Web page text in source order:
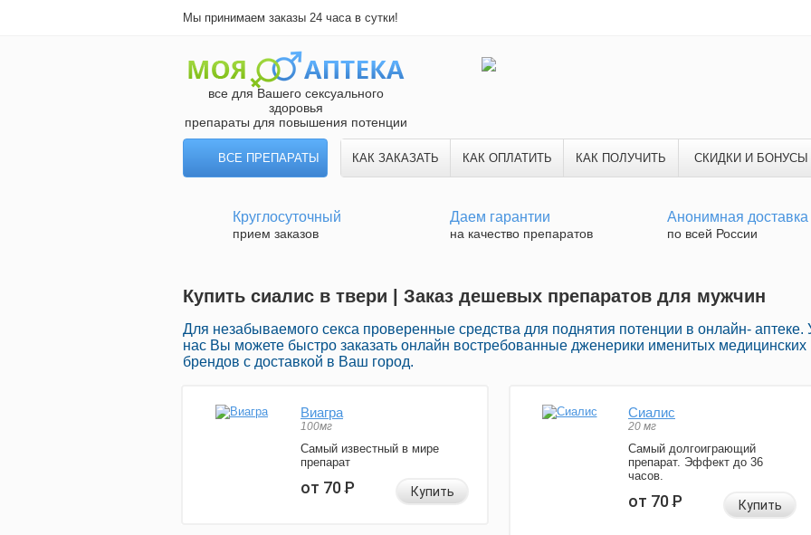
Мы принимаем заказы 24 часа в сутки!
все для Вашего сексуального
здоровья
препараты для повышения потенции
ВСЕ ПРЕПАРАТЫ КАК ЗАКАЗАТЬ КАК ОПЛАТИТЬ КАК ПОЛУЧИТЬ СКИДКИ И БОНУСЫ
Круглосуточный
прием заказов
Даем гарантии
на качество препаратов
Анонимная доставка
по всей России
Купить сиалис в твери | Заказ дешевых препаратов для мужчин
Для незабываемого секса проверенные средства для поднятия потенции в онлайн- аптеке.
нас Вы можете быстро заказать онлайн востребованные дженерики именитых медицинских
брендов с доставкой в Ваш город.
Виагра
100мг
Самый известный в мире
препарат
от 70Р Купить
Сиалис
20 мг
Самый долгоиграющий
препарат. Эффект до 36
часов.
от 70Р Купить